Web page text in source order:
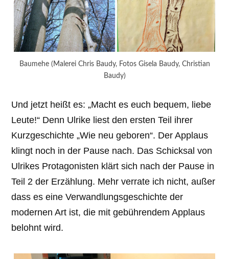
Baumehe (Malerei Chris Baudy, Fotos Gisela Baudy, Christian
Baudy)
Und jetzt heißt es: „Macht es euch bequem, liebe
Leute!“ Denn Ulrike liest den ersten Teil ihrer
Kurzgeschichte „Wie neu geboren“. Der Applaus
klingt noch in der Pause nach. Das Schicksal von
Ulrikes Protagonisten klärt sich nach der Pause in
Teil 2 der Erzählung. Mehr verrate ich nicht, außer
dass es eine Verwandlungsgeschichte der
modernen Art ist, die mit gebührendem Applaus
belohnt wird.